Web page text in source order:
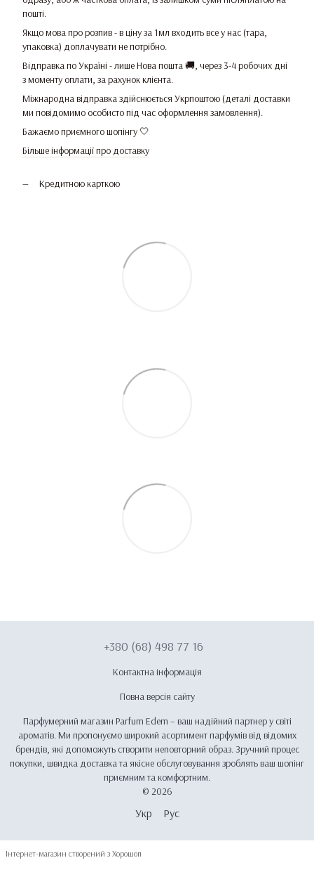
пошті.
Якщо мова про розпив - в ціну за 1мл входить все у нас (тара,
упаковка) доплачувати не потрібно.
Відправка по Україні - лише Нова пошта 🚚, через 3-4 робочих дні
з моменту оплати, за рахунок клієнта.
Міжнародна відправка здійснюється Укрпоштою (деталі доставки
ми повідомимо особисто під час оформлення замовлення).
Бажаємо приємного шопінгу 🤍
Більше інформації про доставку
Кредитною карткою
+380 (68) 498 77 16
Контактна інформація
Повна версія сайту
Парфумерний магазин Parfum Edem – ваш надійний партнер у світі
ароматів. Ми пропонуємо широкий асортимент парфумів від відомих
брендів, які допоможуть створити неповторний образ. Зручний процес
покупки, швидка доставка та якісне обслуговування зроблять ваш шопінг
приємним та комфортним.
© 2026
Укр Рус
Інтернет-магазин створений з Хорошоп